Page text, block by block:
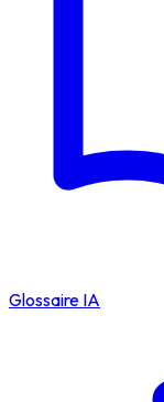
Glossaire IA